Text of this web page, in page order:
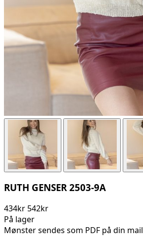
RUTH GENSER 2503-9A
434kr 542kr
På lager
Mønster sendes som PDF på din mail